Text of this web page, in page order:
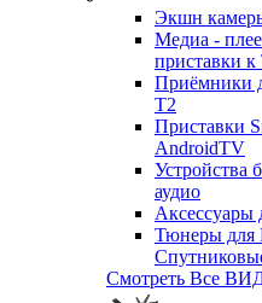
Экшн
Медиа -
приставки
Приёмники
T2
Приставки
AndroidTV
Устройства
аудио
Аксессуары
Тюнеры для
Смотреть Все